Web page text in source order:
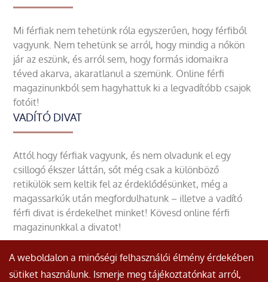
Mi férfiak nem tehetünk róla egyszerűen, hogy férfiből
vagyunk. Nem tehetünk se arról, hogy mindig a nőkön
jár az eszünk, és arról sem, hogy formás idomaikra
téved akarva, akaratlanul a szemünk. Online férfi
magazinunkból sem hagyhattuk ki a legvadítóbb csajok
fotóit!
VADÍTÓ DIVAT
Attól hogy férfiak vagyunk, és nem olvadunk el egy
csillogó ékszer láttán, sőt még csak a különböző
retikülök sem keltik fel az érdeklődésünket, még a
magassarkúk után megfordulhatunk – illetve a vadító
férfi divat is érdekelhet minket! Kövesd online férfi
magazinunkkal a divatot!
A weboldalon a minőségi felhasználói élmény érdekében
sütiket használunk. Ismerje meg tájékoztatónkat arról,